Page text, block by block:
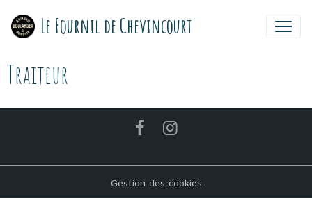
Le Fournil de Chevincourt
Traiteur
Gestion des cookies